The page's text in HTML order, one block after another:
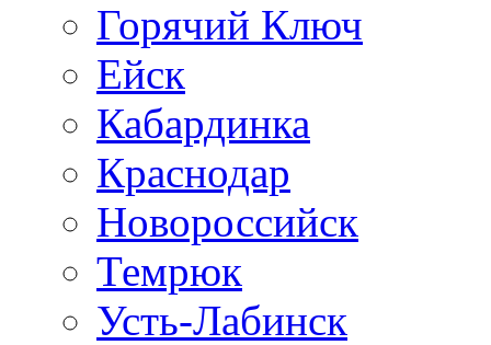
Горячий Ключ
Ейск
Кабардинка
Краснодар
Новороссийск
Темрюк
Усть-Лабинск